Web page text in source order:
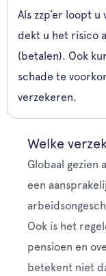
Als zzp’er loopt u
dekt u het risico
(betalen). Ook
schade te
verzekeren.
Welke
Globaal gezien
een
Ook is het
pensioen en
betekent niet